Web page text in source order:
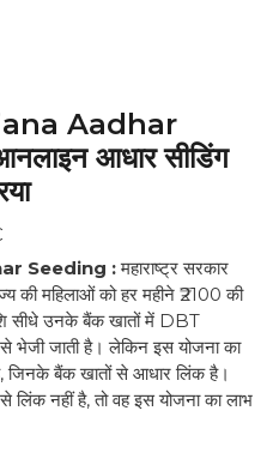
Aadhar
आधार सीडिंग
Seeding :महाराष्ट्र सरकार
की महिलाओं को हर महीने ₹2100 की
सीधे उनके बैंक खातों में DBT
भेजी जाती है। लेकिन इस योजना का
जिनके बैंक खातों से आधार लिंक है।
लिंक नहीं है, तो वह इस योजना का लाभ